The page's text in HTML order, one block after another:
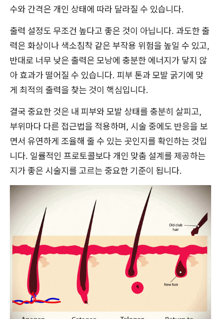
수와 간격은 개인 상태에 따라 달라질 수 있습니다.
출력 설정도 무조건 높다고 좋은 것이 아닙니다. 과도한 출
력은 화상이나 색소침착 같은 부작용 위험을 높일 수 있고,
반대로 너무 낮은 출력은 모낭에 충분한 에너지가 닿지 않
아 효과가 떨어질 수 있습니다. 피부 톤과 모발 굵기에 맞
게 최적의 출력을 찾는 것이 핵심입니다.
결국 중요한 것은 내 피부와 모발 상태를 충분히 살피고,
부위마다 다른 접근법을 적용하며, 시술 중에도 반응을 보
면서 유연하게 조율해 줄 수 있는 곳인지를 확인하는 것입
니다. 일률적인 프로토콜보다 개인 맞춤 설계를 제공하는
지가 좋은 시술지를 고르는 중요한 기준이 됩니다.